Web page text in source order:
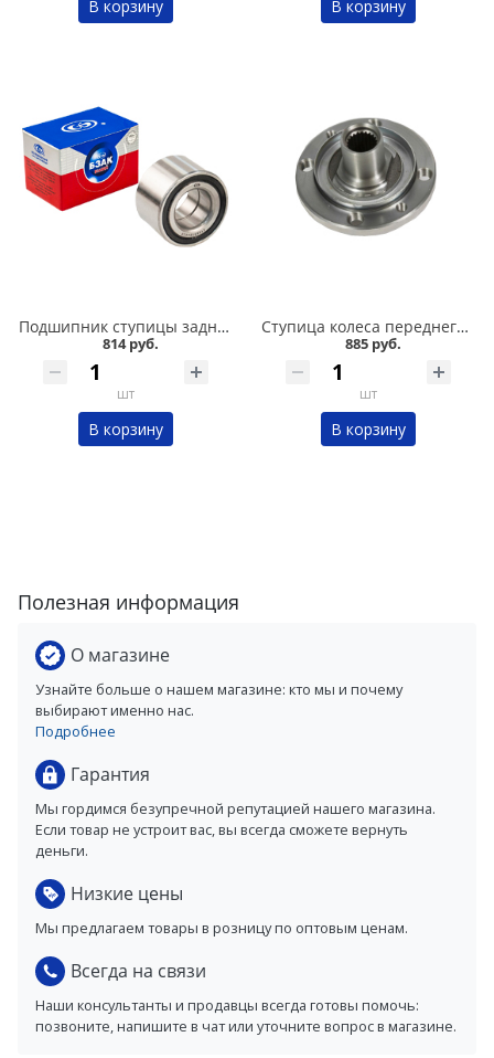
В корзину В корзину
Подшипник ступицы задний 2108-015,11180, БЗАК в Омске
814 руб.
шт
В корзину
Ступица колеса переднего 2108, 2110, 2115 в Омске
885 руб.
шт
В корзину
Полезная информация
О магазине
Узнайте больше о нашем магазине: кто мы и почему
выбирают именно нас.
Подробнее
Гарантия
Мы гордимся безупречной репутацией нашего магазина.
Если товар не устроит вас, вы всегда сможете вернуть
деньги.
Низкие цены
Мы предлагаем товары в розницу по оптовым ценам.
Всегда на связи
Наши консультанты и продавцы всегда готовы помочь:
позвоните, напишите в чат или уточните вопрос в магазине.